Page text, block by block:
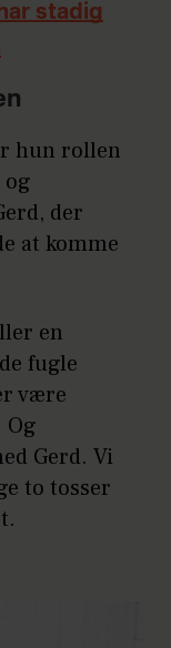
stadig
hun rollen
der
at komme
en
fugle
være
Og
Gerd. Vi
to tosser